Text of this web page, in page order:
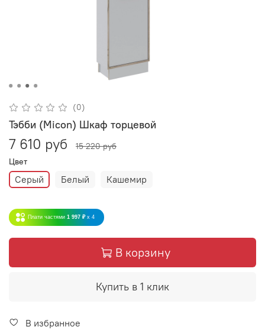
(0)
Тэбби (Micon) Шкаф торцевой
7 610 руб
15 220 руб
Цвет
Серый Белый Кашемир
Плати частями 1 997 ₽ x 4
В корзину
Купить в 1 клик
В избранное